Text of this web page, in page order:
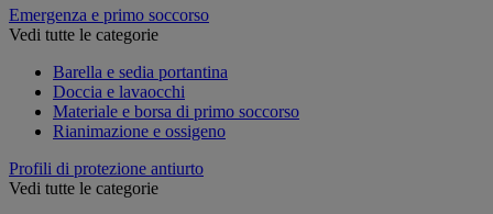
Emergenza e primo soccorso
Vedi tutte le categorie
Barella e sedia portantina
Doccia e lavaocchi
Materiale e borsa di primo soccorso
Rianimazione e ossigeno
Profili di protezione antiurto
Vedi tutte le categorie